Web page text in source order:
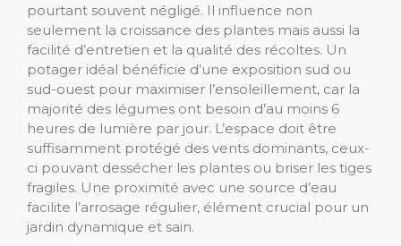
pourtant souvent négligé. Il influence non
seulement la croissance des plantes mais aussi la
facilité d’entretien et la qualité des récoltes. Un
potager idéal bénéficie d’une exposition sud ou
sud-ouest pour maximiser l’ensoleillement, car la
majorité des légumes ont besoin d’au moins 6
heures de lumière par jour. L’espace doit être
suffisamment protégé des vents dominants, ceux-
ci pouvant dessécher les plantes ou briser les tiges
fragiles. Une proximité avec une source d’eau
facilite l’arrosage régulier, élément crucial pour un
jardin dynamique et sain.